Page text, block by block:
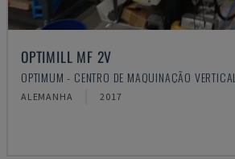
OPTIMILL MF 2V
OPTIMUM - CENTRO DE MAQUINAÇÃO VERTICAL
ALEMANHA 2017